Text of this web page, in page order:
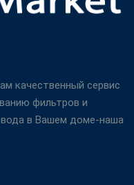
качественный сервис
фильтров и
в Вашем доме-наша